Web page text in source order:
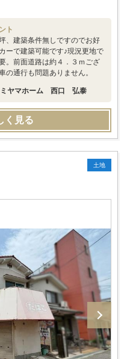
ト
、建築条件無しですのでお好
ーで建築可能です♪現況更地で
。前面道路は約４．３ｍござ
の通行も問題ありません。
ミヤマホーム 西口 弘泰
く見る
土地